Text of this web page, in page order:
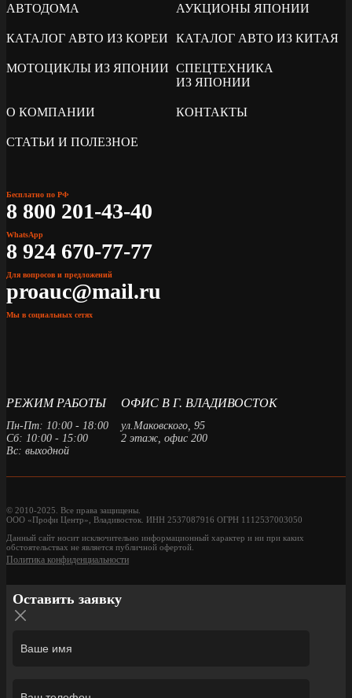
АВТОДОМА АУКЦИОНЫ ЯПОНИИ
КАТАЛОГ АВТО ИЗ КОРЕИ КАТАЛОГ АВТО ИЗ КИТАЯ
МОТОЦИКЛЫ ИЗ ЯПОНИИ СПЕЦТЕХНИКА
ИЗ ЯПОНИИ
О КОМПАНИИ КОНТАКТЫ
СТАТЬИ И ПОЛЕЗНОЕ
Бесплатно по РФ
8 800 201-43-40
WhatsApp
8 924 670-77-77
Для вопросов и предложений
proauc@mail.ru
Мы в социальных сетях
РЕЖИМ РАБОТЫ
Пн-Пт: 10:00 - 18:00
Сб: 10:00 - 15:00
Вс: выходной
ОФИС В Г. ВЛАДИВОСТОК
ул.Маковского, 95
2 этаж, офис 200
© 2010-2025. Все права защищены.
ООО «Профи Центр», Владивосток. ИНН 2537087916 ОГРН 1112537003050
Данный сайт носит исключительно информационный характер и ни при каких
обстоятельствах не является публичной офертой.
Политика конфиденциальности
Оставить заявку